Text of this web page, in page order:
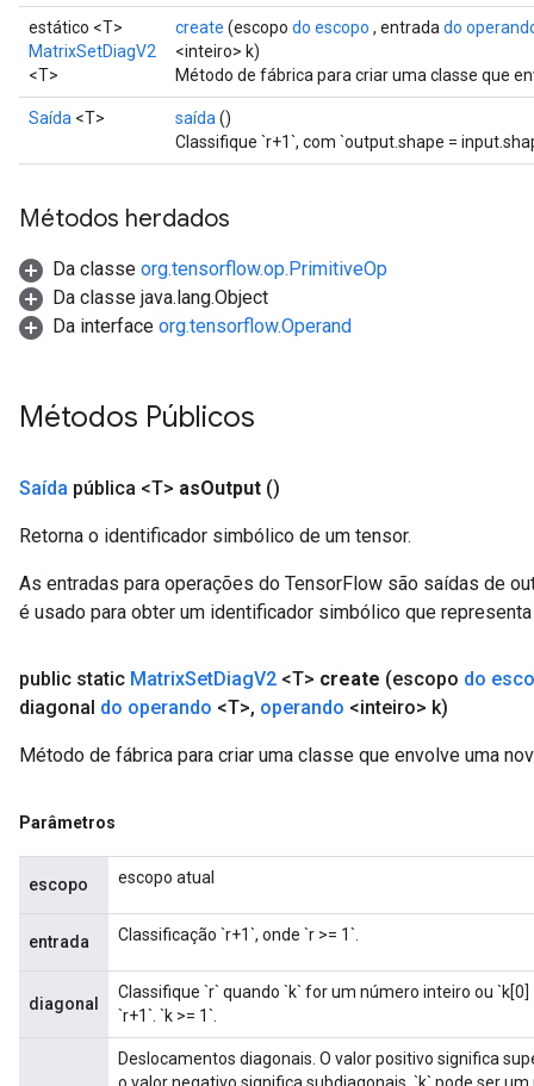
estático <T>
MatrixSetDiagV2
<T>
create (escopo do escopo , entrada do
<inteiro> k)
Método de fábrica para criar uma classe que
Saída <T> saída ()
Classifique `r+1`, com `output.shape =
Métodos herdados
Da classe org.tensorflow.op.PrimitiveOp
Da classe java.lang.Object
Da interface org.tensorflow.Operand
Métodos Públicos
Saída pública <T> asOutput ()
Retorna o identificador simbólico de um tensor.
As entradas para operações do TensorFlow são saídas de
é usado para obter um identificador simbólico que
public static MatrixSetDiagV2 <T> create (escopo do
diagonal do operando <T>, operando <inteiro> k)
Método de fábrica para criar uma classe que envolve uma
Parâmetros
escopo escopo atual
entrada Classificação `r+1`, onde `r >= 1`.
diagonal
Classifique `r` quando `k` for um número inteiro ou
`r+1`. `k >= 1`.
Deslocamentos diagonais. O valor positivo significa